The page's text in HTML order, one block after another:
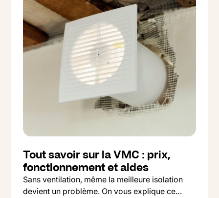
Tout savoir sur la VMC : prix,
fonctionnement et aides
Sans ventilation, même la meilleure isolation
devient un problème. On vous explique ce